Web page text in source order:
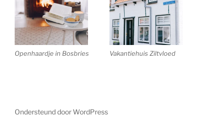
Openhaardje in Bosbries Vakantiehuis Ziltvloed
Ondersteund door WordPress